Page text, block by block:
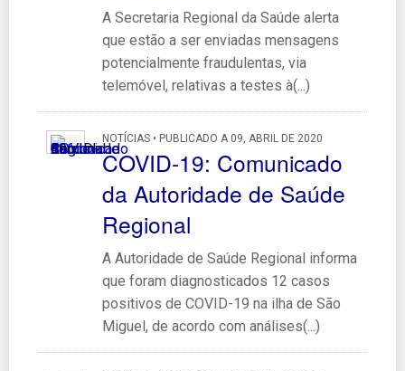
A Secretaria Regional da Saúde alerta
que estão a ser enviadas mensagens
potencialmente fraudulentas, via
telemóvel, relativas a testes à(...)
NOTÍCIAS • PUBLICADO A 09, ABRIL DE 2020
COVID-19: Comunicado
da Autoridade de Saúde
Regional
A Autoridade de Saúde Regional informa
que foram diagnosticados 12 casos
positivos de COVID-19 na ilha de São
Miguel, de acordo com análises(...)